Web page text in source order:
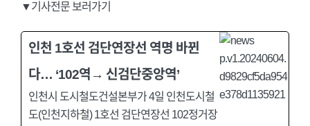
▼기사전문 보러가기
인천 1호선 검단연장선 역명 바뀐
다… ‘102역→ 신검단중앙역’
인천시 도시철도건설본부가 4일 인천도시철
도(인천지하철) 1호선 검단연장선 102정거장